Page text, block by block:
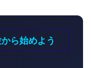
ら始めよう